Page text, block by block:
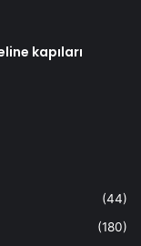
kapıları
(44)
(180)